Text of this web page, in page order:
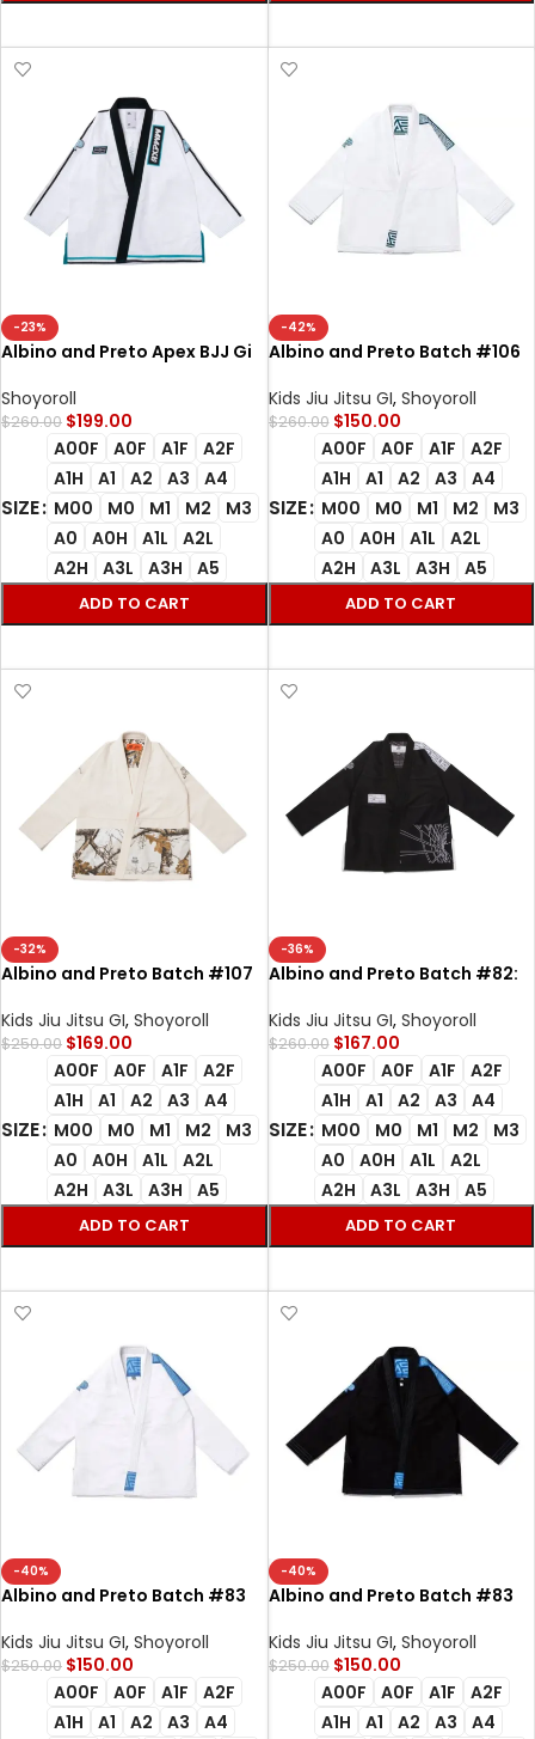
-23%
Albino and Preto Apex BJJ Gi
training and competition
Shoyoroll
$260.00 $199.00
SIZE
A00F A0F A1F
A2F
A1H
A1 A2 A3
A4
M00
M0 M1 M2
M3
A0
A0H A1L
A2L
A2H
A3L A3H A5
ADD TO CART
-42%
Albino and Preto Batch #106
Classic white with bag
Kids Jiu Jitsu GI, Shoyoroll
$260.00 $150.00
SIZE
A00F A0F A1F
A2F
A1H
A1 A2 A3
A4
M00
M0 M1 M2
M3
A0
A0H A1L
A2L
A2H
A3L A3H A5
ADD TO CART
-32%
Albino and Preto Batch #107
Bjj Gi camo with bag
Kids Jiu Jitsu GI, Shoyoroll
$250.00 $169.00
SIZE
A00F A0F A1F
A2F
A1H
A1 A2 A3
A4
M00
M0 M1 M2
M3
A0
A0H A1L
A2L
A2H
A3L A3H A5
ADD TO CART
-36%
Albino and Preto Batch #82:
Quality Bjj Gi With Bag
Kids Jiu Jitsu GI, Shoyoroll
$260.00 $167.00
SIZE
A00F A0F A1F
A2F
A1H
A1 A2 A3
A4
M00
M0 M1 M2
M3
A0
A0H A1L
A2L
A2H
A3L A3H A5
ADD TO CART
-40%
Albino and Preto Batch #83
Herringbone Classic (Blue)
white
Kids Jiu Jitsu GI, Shoyoroll
$250.00 $150.00
A00F A0F A1F
A2F
A1H
A1 A2 A3 A4
-40%
Albino and Preto Batch #83
Classic Bjj Gi (Blue) black
Kids Jiu Jitsu GI, Shoyoroll
$250.00 $150.00
A00F A0F A1F
A2F
A1H
A1 A2 A3 A4